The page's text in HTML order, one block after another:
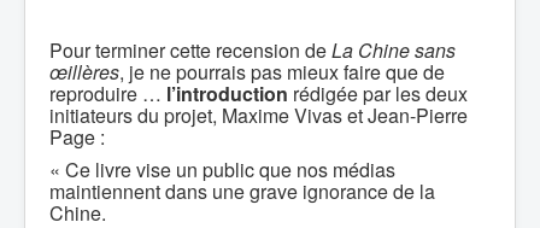
Pour terminer cette recension deLa Chine sans
œillères, je ne pourrais pas mieux faire que de
reproduire … l’introduction rédigée par les deux
initiateurs du projet, Maxime Vivas et Jean-Pierre
Page :
« Ce livre vise un public que nos médias
maintiennent dans une grave ignorance de la
Chine.